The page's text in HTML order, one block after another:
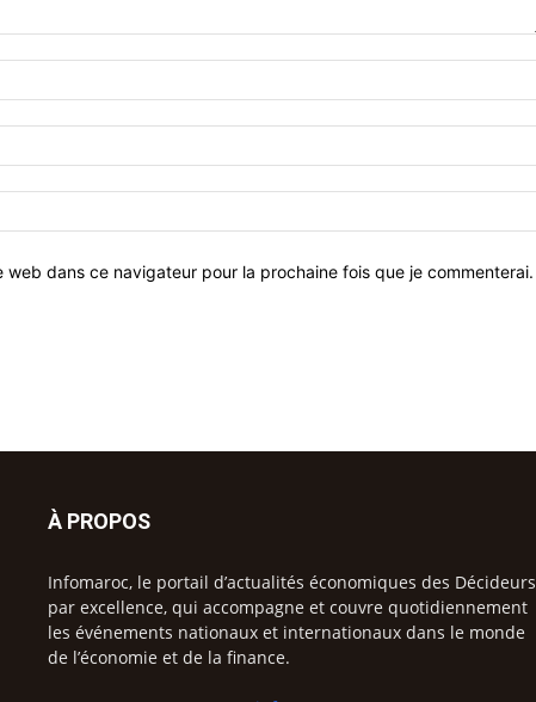
web dans ce navigateur pour la prochaine fois que je commenterai.
À PROPOS
Infomaroc, le portail d’actualités économiques des Décideurs
par excellence, qui accompagne et couvre quotidiennement
les événements nationaux et internationaux dans le monde
de l’économie et de la finance.